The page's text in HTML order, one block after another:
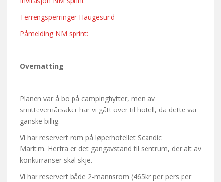
Terrengsperringer Haugesund
Påmelding NM sprint:
Overnatting
Planen var å bo på campinghytter, men av
smittevernårsaker har vi gått over til hotell, da dette var
ganske billig.
Vi har reservert rom på løperhotellet Scandic
Maritim. Herfra er det gangavstand til sentrum, der alt av
konkurranser skal skje.
Vi har reservert både 2-mannsrom (465kr per pers per